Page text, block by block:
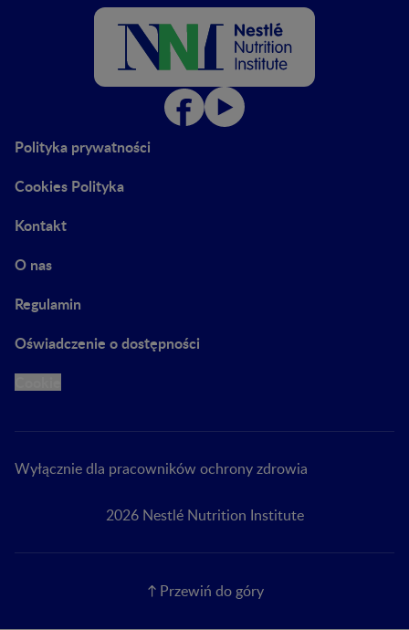
Polityka prywatności
Cookies Polityka
Kontakt
O nas
Regulamin
Oświadczenie o dostępności
Wyłącznie dla pracowników ochrony zdrowia
2026 Nestlé Nutrition Institute
Przewiń do góry